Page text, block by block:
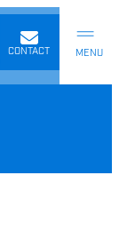
CONTACT